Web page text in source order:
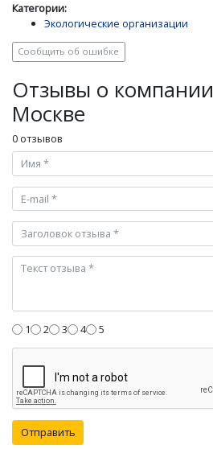
Категории:
Экологические организации
Сообщить об ошибке
Отзывы о
Москве
0 отзывов
1 2 3 4 5
Отправить